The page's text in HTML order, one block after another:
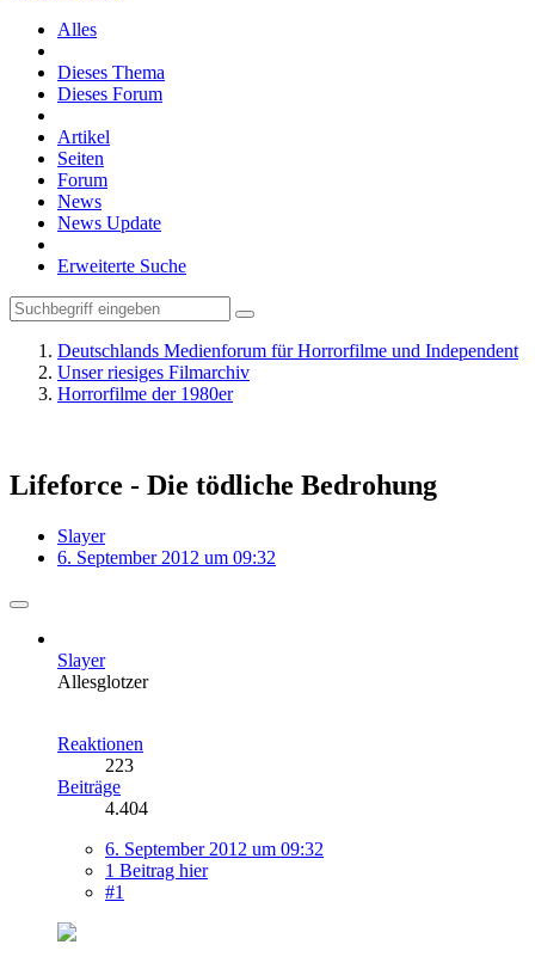
Alles
Dieses Thema
Dieses Forum
Artikel
Seiten
Forum
News
News Update
Erweiterte Suche
Deutschlands Medienforum für Horrorfilme und Independent
Unser riesiges Filmarchiv
Horrorfilme der 1980er
Lifeforce - Die tödliche Bedrohung
Slayer
6. September 2012 um 09:32
Slayer
Allesglotzer
Reaktionen
223
Beiträge
4.404
6. September 2012 um 09:32
1 Beitrag hier
#1